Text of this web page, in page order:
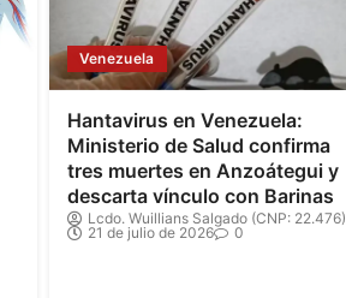
Venezuela
Hantavirus en Venezuela:
Ministerio de Salud confirma
tres muertes en Anzoátegui y
descarta vínculo con Barinas
Lcdo. Wuillians Salgado (CNP: 22.476)
21 de julio de 2026
0